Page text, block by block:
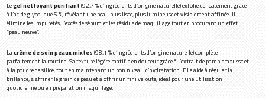
Legel nettoyant purifiant(92,7 % d’ingrédients d’origine naturelle) exfolie délicatement grâce
à l’acide glycolique 5 %, révélant une peau plus lisse, plus lumineuse et visiblement affinée. Il
élimine les impuretés, l’excès de sébum et les résidus de maquillage tout en procurant un effet
“peau neuve”.
Lacrème de soin peaux mixtes(98,1 % d’ingrédients d’origine naturelle) complète
parfaitement la routine. Sa texture légère matifie en douceur grâce à l’extrait de pamplemousse et
à la poudre de silice, tout en maintenant un bon niveau d’hydratation. Elle aide à réguler la
brillance, à affiner le grain de peau et à offrir un fini velouté, idéal pour une utilisation
quotidienne ou en préparation maquillage.